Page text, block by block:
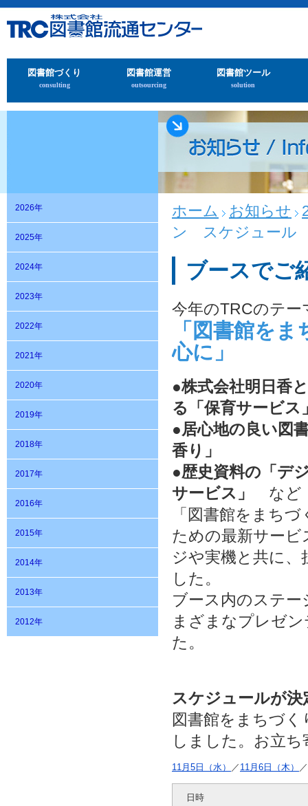
図書館づくり
consulting
図書館運営
outsourcing
図書館ツール
solution
2026年
2025年
2024年
2023年
2022年
2021年
2020年
2019年
2018年
2017年
2016年
2015年
2014年
2013年
2012年
ホーム お知らせ
ン スケジュール
ブースでご
今年のTRCのテー
「図書館を
心に」
●株式会社明日香
る「保育サービス
●居心地の良い図
香り」
●歴史資料の「デ
サービス」
など
「図書館をまち
ための最新サー
ジや実機と共に
した。
ブース内のステ
まざまなプレゼ
た。
スケジュールが
図書館をまちづ
しました。お立
11月5日（水） ／ 11月6日（木） ／
日時